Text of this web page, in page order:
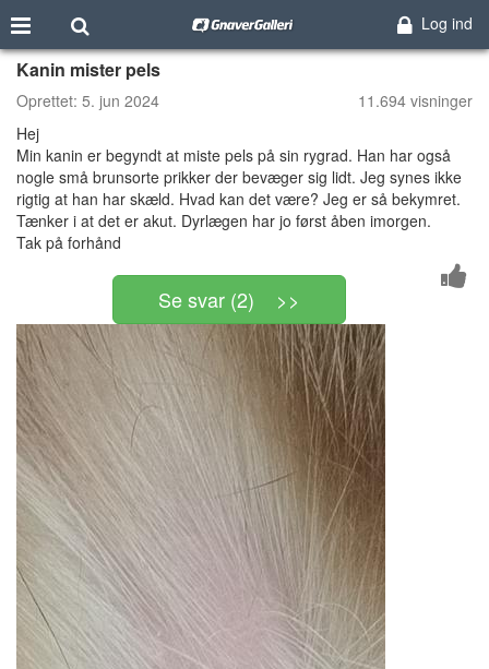
Log ind
Kanin mister pels
Oprettet: 5. jun 2024
11.694 visninger
Hej
Min kanin er begyndt at miste pels på sin rygrad. Han har også
nogle små brunsorte prikker der bevæger sig lidt. Jeg synes ikke
rigtig at han har skæld. Hvad kan det være? Jeg er så bekymret.
Tænker i at det er akut. Dyrlægen har jo først åben imorgen.
Tak på forhånd
Se svar (2) >>